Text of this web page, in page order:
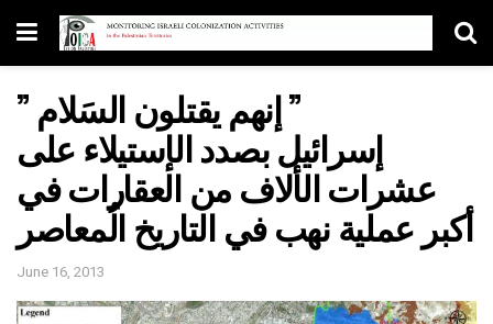
” إنهم يقتلون السَلام ”
إسرائيل بصدد الإستيلاء على
عشرات الألاف من العقارات في
أكبر عملية نهب في التاريخ الُمعاصر
June 16, 2013